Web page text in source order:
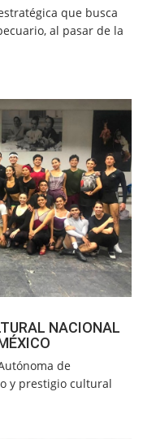
que busca
al pasar de la
NACIONAL
de
y prestigio cultural